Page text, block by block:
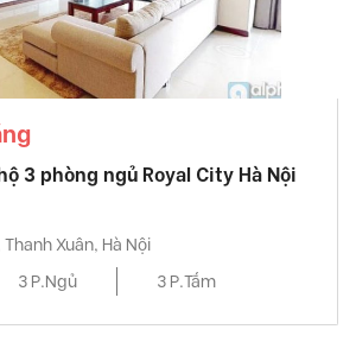
3 phòng ngủ Royal City Hà Nội
Xuân, Hà Nội
3 P.Ngủ 3 P.Tắm